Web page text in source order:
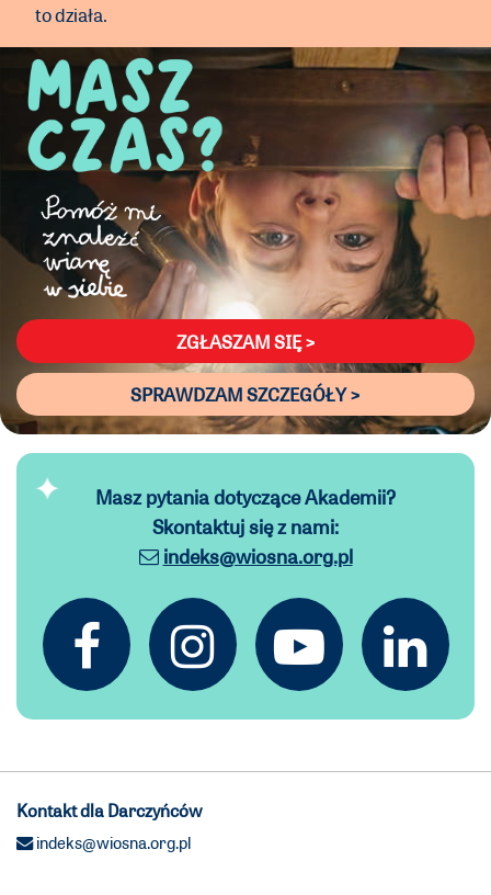
to działa.
ZGŁASZAM SIĘ >
SPRAWDZAM SZCZEGÓŁY >
Masz pytania dotyczące Akademii?
Skontaktuj się z nami:
indeks@wiosna.org.pl
Kontakt dla Darczyńców
indeks@wiosna.org.pl